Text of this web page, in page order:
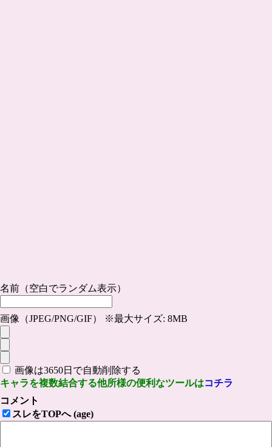
名前（空白でランダム表示）
画像（JPEG/PNG/GIF） ※最大サイズ: 8MB
画像は3650日で自動削除する
キャラを複数結合する他所様の便利なツールはコチラ
コメント
スレをTOPへ (age)